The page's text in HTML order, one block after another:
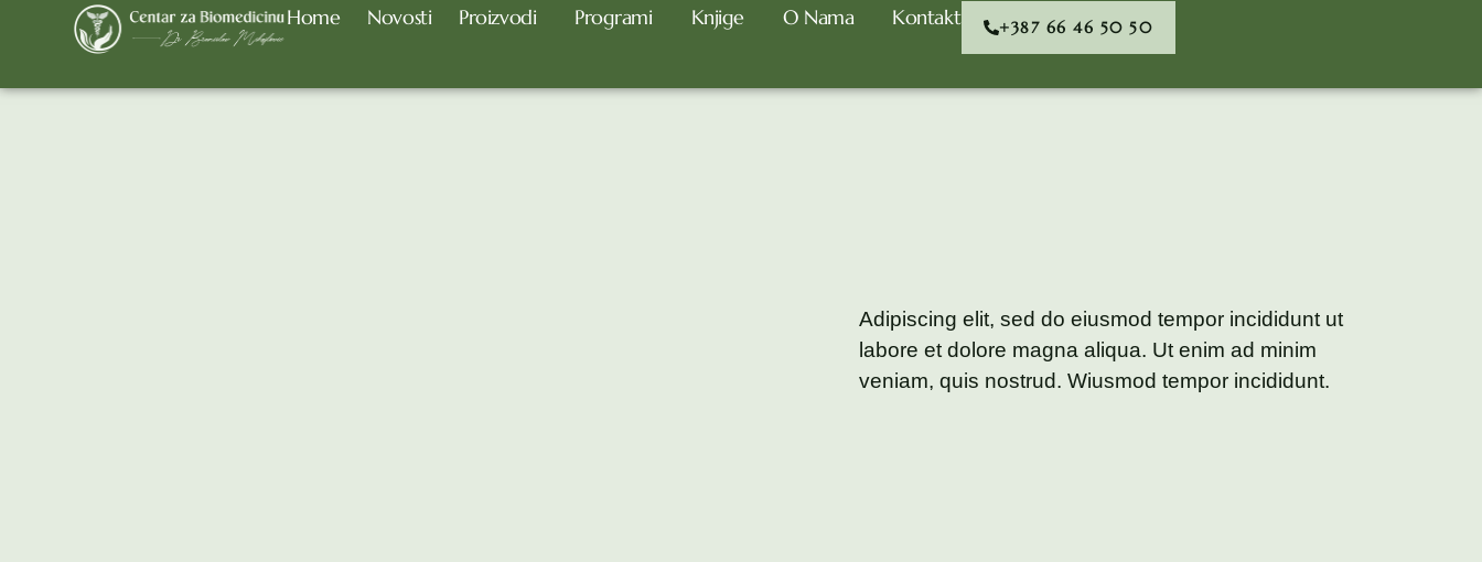
Home Novosti Proizvodi Programi Knjige O Nama Kontakt +387 66 46 50 50
About Us
Adipiscing elit, sed do eiusmod tempor incididunt ut
labore et dolore magna aliqua. Ut enim ad minim
veniam, quis nostrud. Wiusmod tempor incididunt.